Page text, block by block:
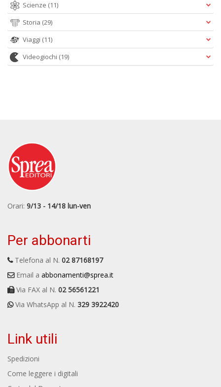
Scienze (11)
Storia (29)
Viaggi (11)
Videogiochi (19)
Orari: 9/13 - 14/18 lun-ven
Per abbonarti
Telefona al N. 02 87168197
Email a abbonamenti@sprea.it
Via FAX al N. 02 56561221
Via WhatsApp al N. 329 3922420
Link utili
Spedizioni
Come leggere i digitali